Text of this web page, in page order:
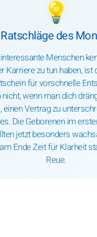
💡
Ratschläge des
Menschen
Karriere zu tun haben, ist
für vorschnelle
wenn man dich
einen Vertrag zu
Die Geborenen im
jetzt besonders
Ende Zeit für Klarheit
Reue.